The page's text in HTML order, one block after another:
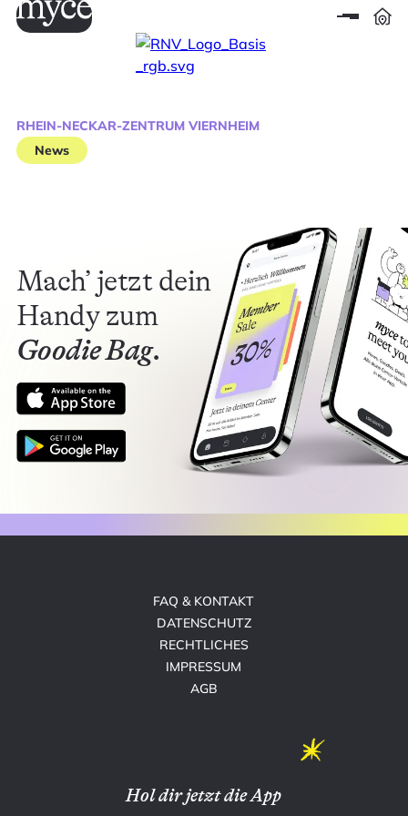
RHEIN-NECKAR-ZENTRUM VIERNHEIM
News
Mach’ jetzt dein
Handy zum
Goodie Bag.
FAQ & KONTAKT
DATENSCHUTZ
RECHTLICHES
IMPRESSUM
AGB
Hol dir jetzt die App